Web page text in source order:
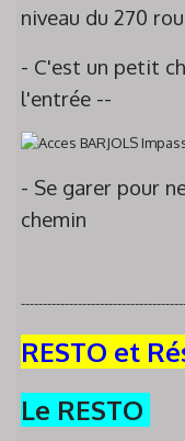
niveau du 270
- C'est un petit
l'entrée --
- Se garer pour
chemin
RESTO et
Le RESTO